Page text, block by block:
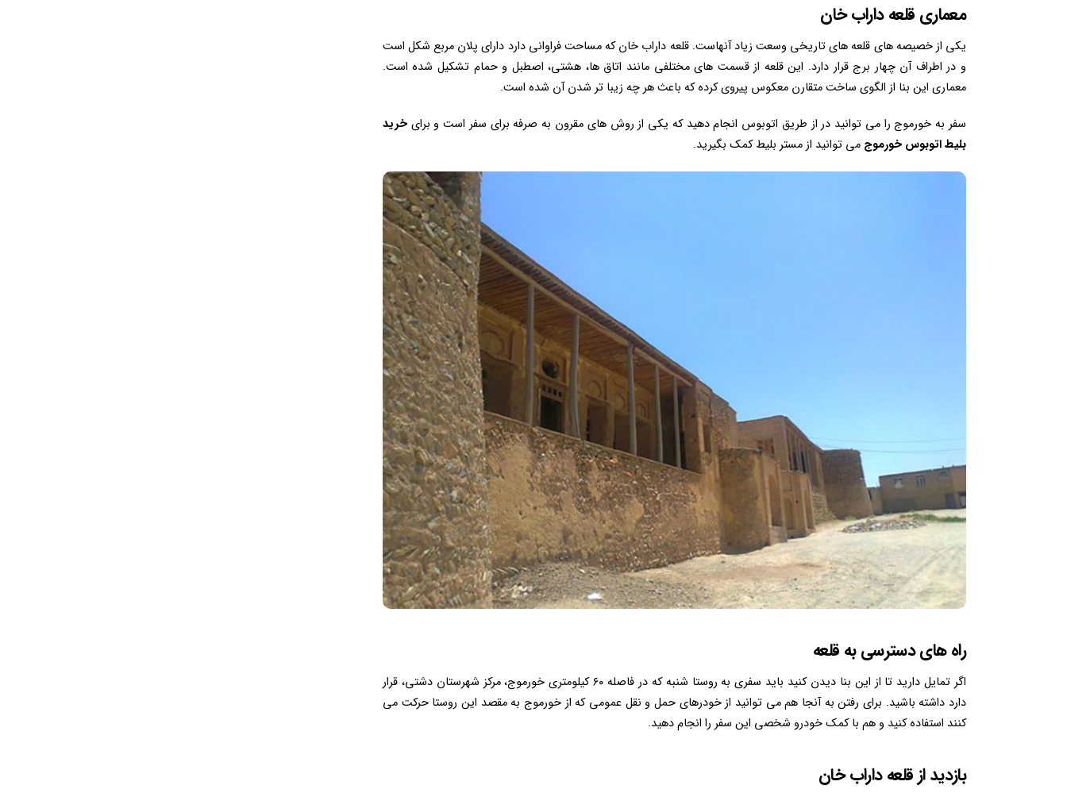
معماری قلعه داراب خان
یکی از خصیصه های قلعه های تاریخی وسعت زیاد آنهاست. قلعه داراب خان که مساحت فراوانی دارد دارای پلان مربع شکل است
و در اطراف آن چهار برج قرار دارد. این قلعه از قسمت های مختلفی مانند اتاق ها، هشتی، اصطبل و حمام تشکیل شده است.
معماری این بنا از الگوی ساخت متقارن معکوس پیروی کرده که باعث هر چه زیبا تر شدن آن شده است.
سفر به خورموج را می توانید در از طریق اتوبوس انجام دهید که یکی از روش های مقرون به صرفه برای سفر است و برایخرید
بلیط اتوبوس خورموج می توانید از مستر بلیط کمک بگیرید.
راه های دسترسی به قلعه
اگر تمایل دارید تا از این بنا دیدن کنید باید سفری به روستا شنبه که در فاصله ۶۰ کیلومتری خورموج، مرکز شهرستان دشتی، قرار
دارد داشته باشید. برای رفتن به آنجا هم می توانید از خودرهای حمل و نقل عمومی که از خورموج به مقصد این روستا حرکت می
کنند استفاده کنید و هم با کمک خودرو شخصی این سفر را انجام دهید.
بازدید از قلعه داراب خان